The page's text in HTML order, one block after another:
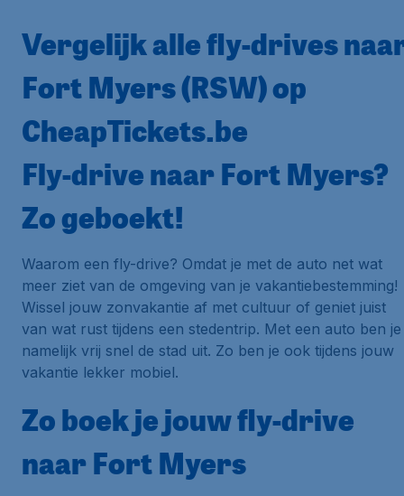
Vergelijk alle fly-drives
Fort Myers (RSW) op
CheapTickets.be
Fly-drive naar Fort Myers?
Zo geboekt!
Waarom een fly-drive? Omdat je met de auto net wat
meer ziet van de omgeving van je vakantiebestemming!
Wissel jouw zonvakantie af met cultuur of geniet juist
van wat rust tijdens een stedentrip. Met een auto ben je
namelijk vrij snel de stad uit. Zo ben je ook tijdens jouw
vakantie lekker mobiel.
Zo boek je jouw fly-drive
naar Fort Myers